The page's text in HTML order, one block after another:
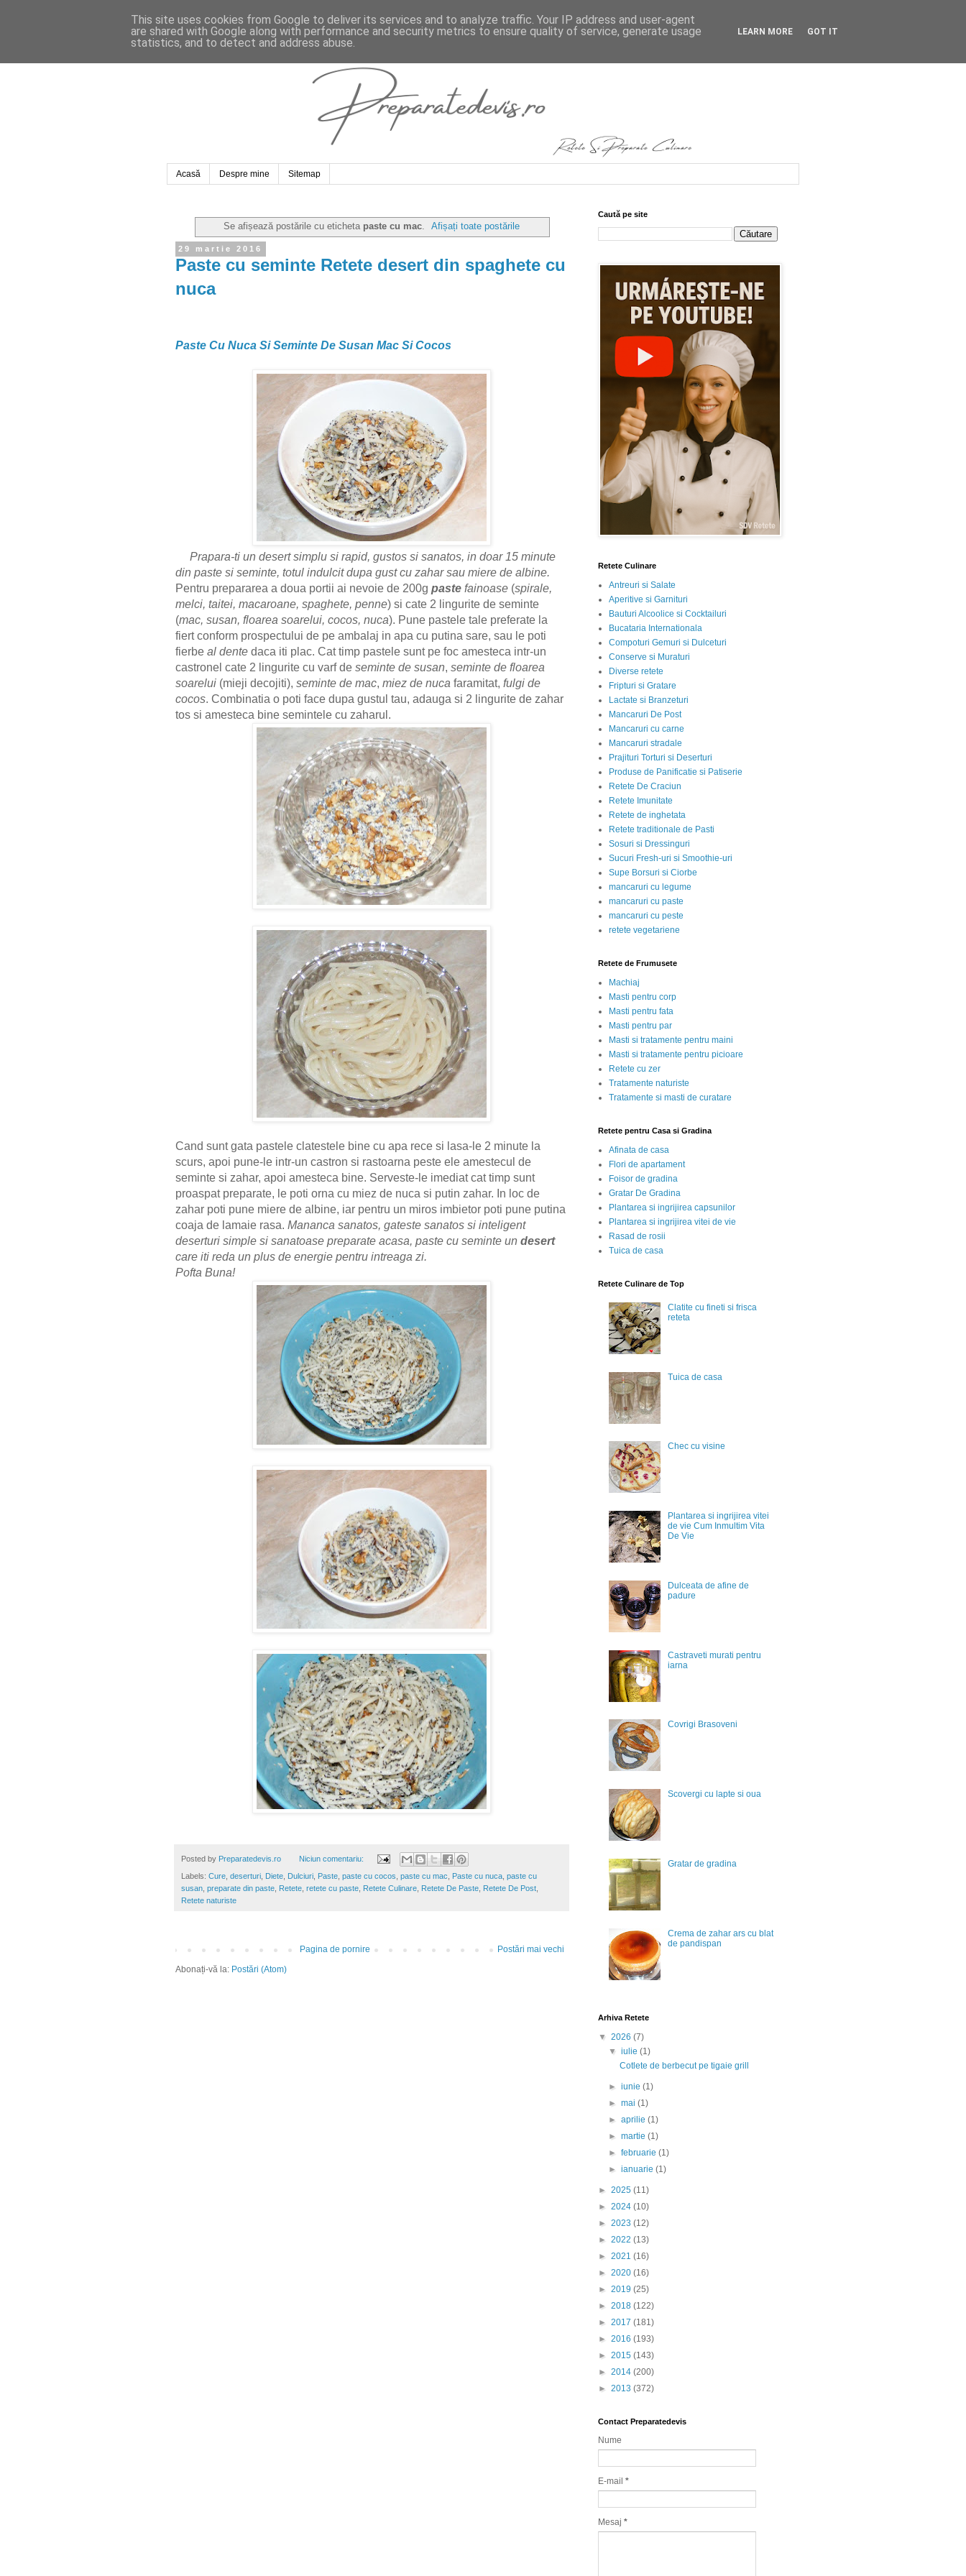
Acasă Despre mine Sitemap
Se afișează postările cu eticheta paste cu mac. Afișați toate postările
29 martie 2016
Paste cu seminte Retete desert din spaghete cu
nuca
Paste Cu Nuca Si Seminte De Susan Mac Si Cocos
Prapara-ti un desert simplu si rapid, gustos si sanatos, in doar 15 minute
din paste si seminte, totul indulcit dupa gust cu zahar sau miere de albine.
Pentru prepararea a doua portii ai nevoie de 200g paste fainoase (spirale,
melci, taitei, macaroane, spaghete, penne) si cate 2 lingurite de seminte
(mac, susan, floarea soarelui, cocos, nuca). Pune pastele tale preferate la
fiert conform prospectului de pe ambalaj in apa cu putina sare, sau le poti
fierbe al dente daca iti plac. Cat timp pastele sunt pe foc amesteca intr-un
castronel cate 2 lingurite cu varf de seminte de susan, seminte de floarea
soarelui (mieji decojiti), seminte de mac, miez de nuca faramitat, fulgi de
cocos. Combinatia o poti face dupa gustul tau, adauga si 2 lingurite de zahar
tos si amesteca bine semintele cu zaharul.
Cand sunt gata pastele clatestele bine cu apa rece si lasa-le 2 minute la
scurs, apoi pune-le intr-un castron si rastoarna peste ele amestecul de
seminte si zahar, apoi amesteca bine. Serveste-le imediat cat timp sunt
proaspat preparate, le poti orna cu miez de nuca si putin zahar. In loc de
zahar poti pune miere de albine, iar pentru un miros imbietor poti pune putina
coaja de lamaie rasa. Mananca sanatos, gateste sanatos si inteligent
deserturi simple si sanatoase preparate acasa, paste cu seminte un desert
care iti reda un plus de energie pentru intreaga zi.
Pofta Buna!
Posted by Preparatedevis.ro Niciun comentariu:
Labels: Cure deserturi Diete Dulciuri Paste paste cu cocos paste cu mac Paste cu nuca paste cu
susan preparate din paste Retete retete cu paste Retete Culinare Retete De Paste Retete De Post
Retete naturiste
Postări mai vechi
Pagina de pornire
Abonați-vă la: Postări (Atom)
Caută pe site
Retete Culinare
Antreuri si Salate
Aperitive si Garnituri
Bauturi Alcoolice si Cocktailuri
Bucataria Internationala
Compoturi Gemuri si Dulceturi
Conserve si Muraturi
Diverse retete
Fripturi si Gratare
Lactate si Branzeturi
Mancaruri De Post
Mancaruri cu carne
Mancaruri stradale
Prajituri Torturi si Deserturi
Produse de Panificatie si Patiserie
Retete De Craciun
Retete Imunitate
Retete de inghetata
Retete traditionale de Pasti
Sosuri si Dressinguri
Sucuri Fresh-uri si Smoothie-uri
Supe Borsuri si Ciorbe
mancaruri cu legume
mancaruri cu paste
mancaruri cu peste
retete vegetariene
Retete de Frumusete
Machiaj
Masti pentru corp
Masti pentru fata
Masti pentru par
Masti si tratamente pentru maini
Masti si tratamente pentru picioare
Retete cu zer
Tratamente naturiste
Tratamente si masti de curatare
Retete pentru Casa si Gradina
Afinata de casa
Flori de apartament
Foisor de gradina
Gratar De Gradina
Plantarea si ingrijirea capsunilor
Plantarea si ingrijirea vitei de vie
Rasad de rosii
Tuica de casa
Retete Culinare de Top
Clatite cu fineti si frisca
reteta
Tuica de casa
Chec cu visine
Plantarea si ingrijirea vitei
de vie Cum Inmultim Vita
De Vie
Dulceata de afine de
padure
Castraveti murati pentru
iarna
Covrigi Brasoveni
Scovergi cu lapte si oua
Gratar de gradina
Crema de zahar ars cu blat
de pandispan
Arhiva Retete
▼ 2026 (7)
▼iulie(1)
Cotlete de berbecut pe tigaie grill
►iunie(1)
►mai(1)
►aprilie(1)
►martie(1)
►februarie(1)
►ianuarie(1)
► 2025 (11)
► 2024 (10)
► 2023 (12)
► 2022 (13)
► 2021 (16)
► 2020 (16)
► 2019 (25)
► 2018 (122)
► 2017 (181)
► 2016 (193)
► 2015 (143)
► 2014 (200)
► 2013 (372)
Contact Preparatedevis
Nume
E-mail *
Mesaj *
This site uses cookies from Google to deliver its services and to analyze traffic. Your IP address and user-agent
are shared with Google along with performance and security metrics to ensure quality of service, generate usage
statistics, and to detect and address abuse.
LEARN MORE GOT IT